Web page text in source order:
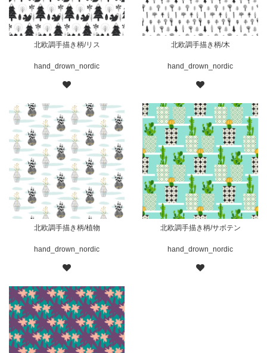
北欧調手描き柄/リス
hand_drown_nordic
北欧調手描き柄/木
hand_drown_nordic
北欧調手描き柄/植物
hand_drown_nordic
北欧調手描き柄/サボテン
hand_drown_nordic